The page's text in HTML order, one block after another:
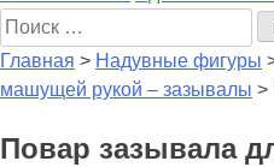
Главная > Надувные фигуры
машущей рукой – зазывалы >
Повар зазывала